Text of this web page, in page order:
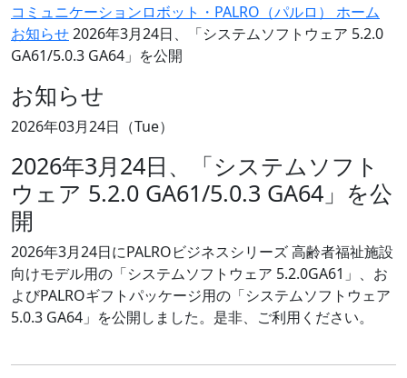
コミュニケーションロボット・PALRO（パルロ） ホーム
お知らせ2026年3月24日、「システムソフトウェア 5.2.0
GA61/5.0.3 GA64」を公開
お知らせ
2026年03月24日（Tue）
2026年3月24日、「システムソフト
ウェア 5.2.0 GA61/5.0.3 GA64」を公
開
2026年3月24日にPALROビジネスシリーズ 高齢者福祉施設
向けモデル用の「システムソフトウェア 5.2.0GA61」、お
よびPALROギフトパッケージ用の「システムソフトウェア
5.0.3 GA64」を公開しました。是非、ご利用ください。